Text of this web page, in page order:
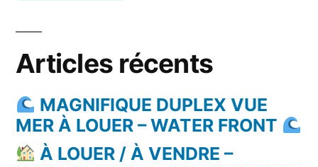
Articles récents
MAGNIFIQUE DUPLEX VUE
MER À LOUER – WATER FRONT
À LOUER / À VENDRE –